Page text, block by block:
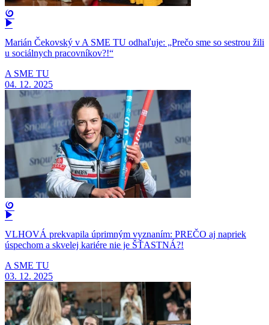
Marián Čekovský v A SME TU odhaľuje: „Prečo sme so sestrou žili
u sociálnych pracovníkov?!“
A SME TU
04. 12. 2025
VLHOVÁ prekvapila úprimným vyznaním: PREČO aj napriek
úspechom a skvelej kariére nie je ŠŤASTNÁ?!
A SME TU
03. 12. 2025